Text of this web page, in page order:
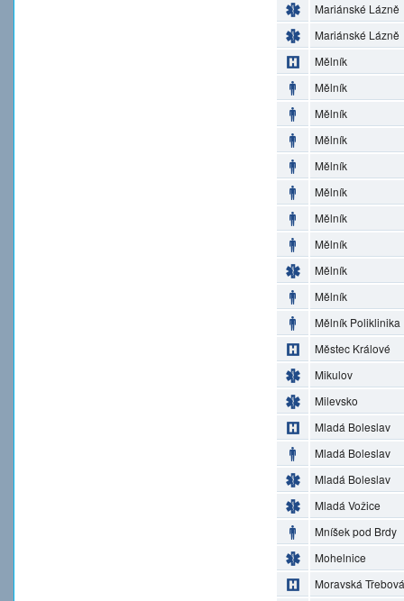
Mariánské Lázně
Mariánské Lázně
Mělník
Mělník
Mělník
Mělník
Mělník
Mělník
Mělník
Mělník
Mělník
Mělník
Mělník Poliklinika
Městec Králové
Mikulov
Milevsko
Mladá Boleslav
Mladá Boleslav
Mladá Boleslav
Mladá Vožice
Mníšek pod Brdy
Mohelnice
Moravská Třebová